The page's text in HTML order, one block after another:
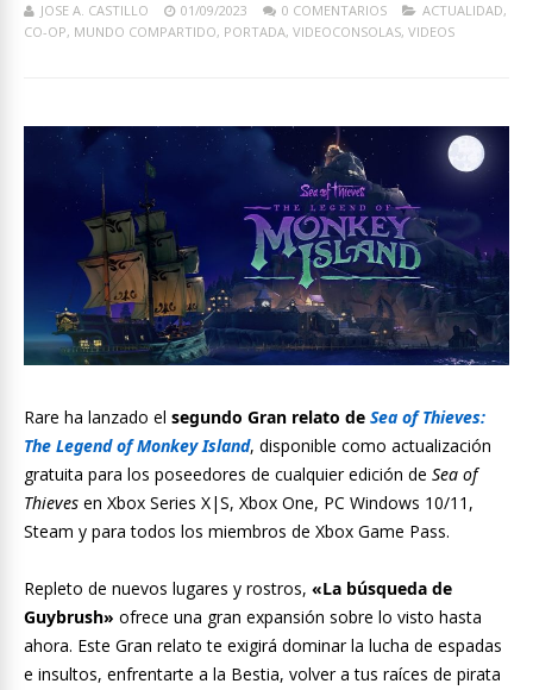
JOSE A. CASTILLO 01/09/2023 0 COMENTARIOS ACTUALIDAD,
CO-OP, MUNDO COMPARTIDO, PORTADA, VIDEOCONSOLAS, VIDEOS
Rare ha lanzado el segundo Gran relato de Sea of Thieves:
The Legend of Monkey Island, disponible como actualización
gratuita para los poseedores de cualquier edición de Sea of
Thieves en Xbox Series X|S, Xbox One, PC Windows 10/11,
Steam y para todos los miembros de Xbox Game Pass.
Repleto de nuevos lugares y rostros, «La búsqueda de
Guybrush» ofrece una gran expansión sobre lo visto hasta
ahora. Este Gran relato te exigirá dominar la lucha de espadas
e insultos, enfrentarte a la Bestia, volver a tus raíces de pirata